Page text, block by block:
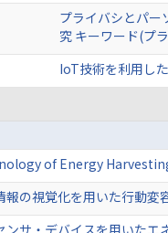
プライバシとパー
究 キーワード(プ
IoT技術を利用し
of Energy
報の視覚化を用いた行動変
ンサ・デバイスを用いたエ